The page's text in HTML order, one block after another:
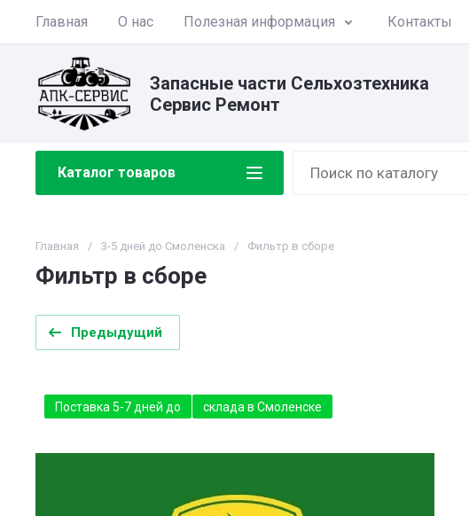
Главная О нас Полезная информация Контакты
Запасные части Сельхозтехника
Сервис Ремонт
Каталог товаров
Главная / 3-5 дней до Смоленска / Фильтр в сборе
Фильтр в сборе
Предыдущий
Поставка 5-7 дней до склада в Смоленске